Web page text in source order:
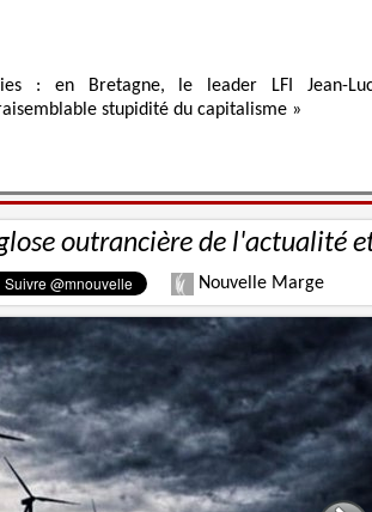
: en Bretagne, le leader LFI Jean-
stupidité du capitalisme »
outrancière de l'actualité
Nouvelle Marge